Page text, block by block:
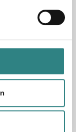
2025
l’une des
en
en